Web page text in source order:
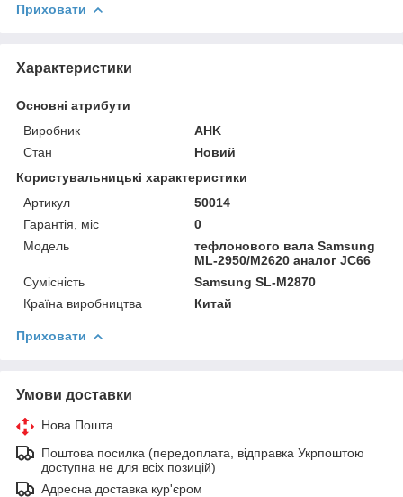
Приховати
Характеристики
Основні атрибути
Виробник
AHK
Стан
Новий
Користувальницькі характеристики
Артикул
50014
Гарантія, міс
0
Мoдель
тефлонового вала Samsung
ML-2950/M2620 аналог JC66
Сумісність
Samsung SL-M2870
Країна виробництва
Китай
Приховати
Умови доставки
Нова Пошта
Поштова посилка (передоплата, відправка Укрпоштою
доступна не для всіх позицій)
Адресна доставка кур'єром